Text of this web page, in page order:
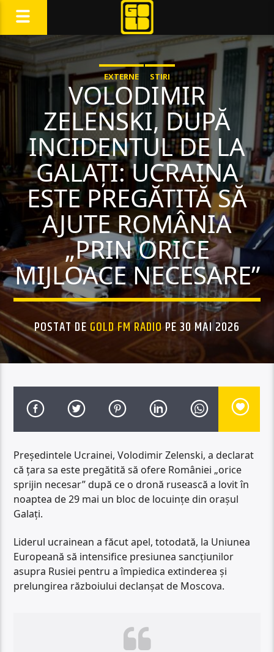
EXTERNE STIRI
VOLODIMIR
ZELENSKI, DUPĂ
INCIDENTUL DE LA
GALAȚI: UCRAINA
ESTE PREGĂTITĂ SĂ
AJUTE ROMÂNIA
„PRIN ORICE
MIJLOACE NECESARE”
POSTAT DE GOLD FM RADIOPE 30 MAI 2026
Președintele Ucrainei, Volodimir Zelenski, a declarat
că țara sa este pregătită să ofere României „orice
sprijin necesar” după ce o dronă rusească a lovit în
noaptea de 29 mai un bloc de locuințe din orașul
Galați.
Liderul ucrainean a făcut apel, totodată, la Uniunea
Europeană să intensifice presiunea sancțiunilor
asupra Rusiei pentru a împiedica extinderea și
prelungirea războiului declanșat de Moscova.